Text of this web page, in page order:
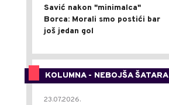
Savić nakon "minimalca"
Borca: Morali smo postići bar
još jedan gol
KOLUMNA - NEBOJŠA ŠATARA
23.07.2026.